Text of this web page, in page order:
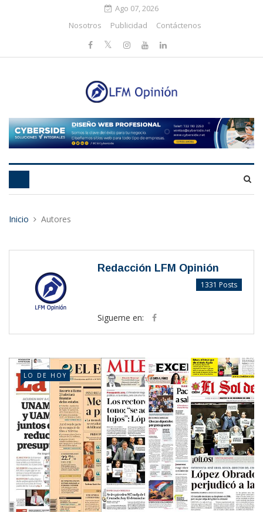
Ago 07, 2026
Nosotros
Publicidad Contáctenos
Inicio Autores
Redacción LFM Opinión
1331 Posts
Sigueme en:
LO DE HOY